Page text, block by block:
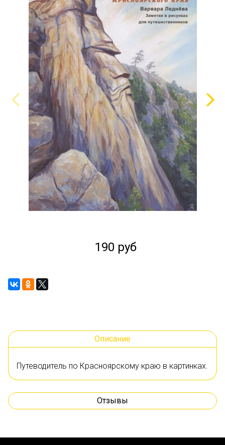
190 руб
Описание
Путеводитель по Красноярскому краю в картинках.
Отзывы